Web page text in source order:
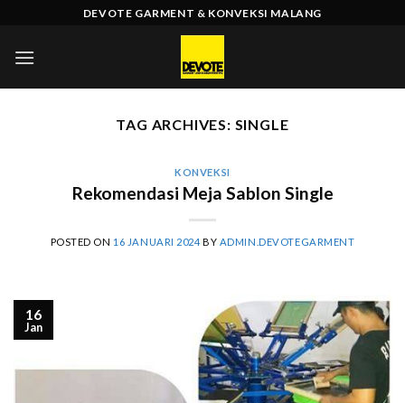
content
DEVOTE GARMENT & KONVEKSI MALANG
TAG ARCHIVES: SINGLE
KONVEKSI
Rekomendasi Meja Sablon Single
POSTED ON 16 JANUARI 2024 BY ADMIN.DEVOTEGARMENT
16
Jan